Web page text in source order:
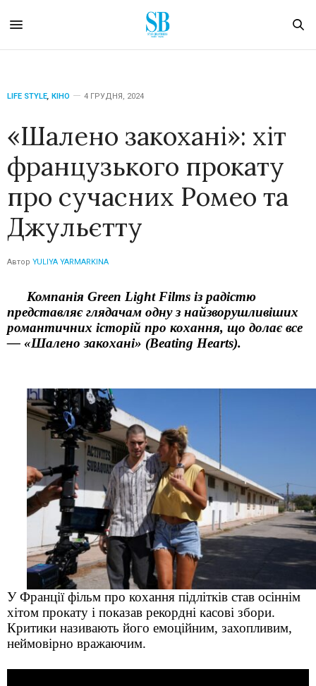
LIFE STYLE, КІНО 4 ГРУДНЯ, 2024
«Шалено закохані»: хіт
французького прокату
про сучасних Ромео та
Джульєтту
Автор YULIYA YARMARKINA
КомпаніяGreen Light Films із радістю
представляє глядачам одну з найзворушливіших
романтичних історій про кохання, що долає все
— «Шалено закохані» (Beating Hearts).
У Франції фільм про кохання підлітків став осіннім
хітом прокату і показав рекордні касові збори.
Критики називають його емоційним, захопливим,
неймовірно вражаючим.